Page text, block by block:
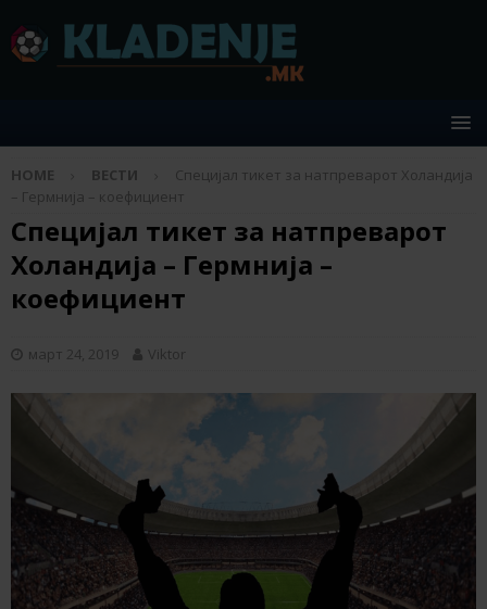
HOME ВЕСТИ
Специјал тикет за натпреварот Холандија
– Гермнија – коефициент
Специјал тикет за натпреварот
Холандија – Гермнија –
коефициент
март 24, 2019 Viktor